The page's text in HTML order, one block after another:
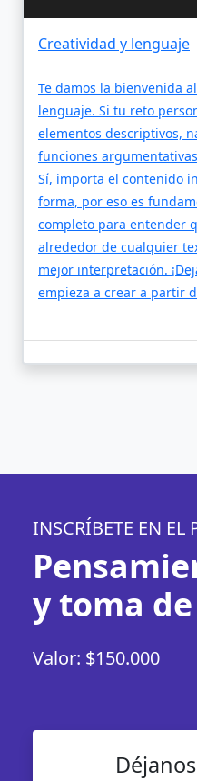
Creatividad y lenguaje
Te damos la bienvenida
lenguaje. Si tu reto
elementos descriptivos,
funciones
Sí, importa el contenido
forma, por eso es
completo para entender
alrededor de cualquier
mejor interpretación.
empieza a crear a partir
INSCRÍBETE EN EL
y toma
Valor: $150.000